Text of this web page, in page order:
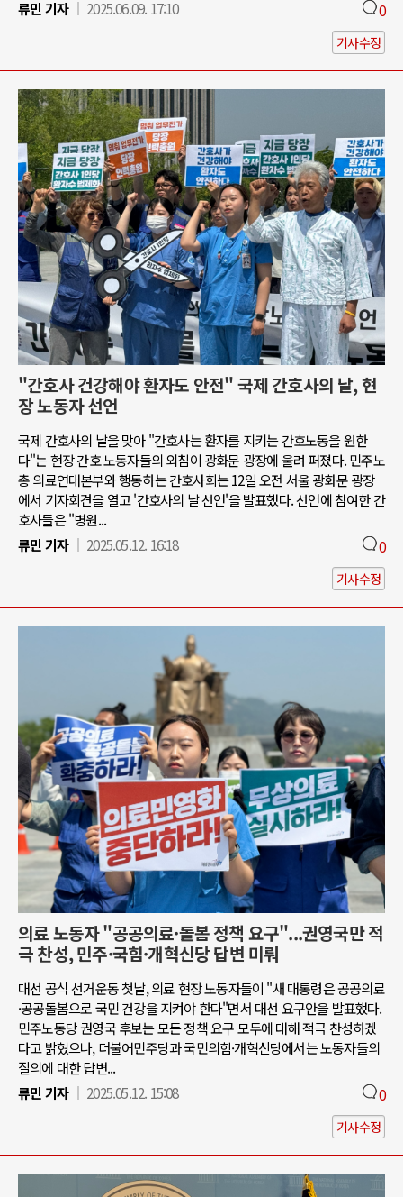
류민 기자
2025.06.09. 17:10 0
기사수정
"간호사 건강해야 환자도 안전" 국제 간호사의 날, 현
장 노동자 선언
국제 간호사의 날을 맞아 "간호사는 환자를 지키는 간호노동을 원한
다"는 현장 간호 노동자들의 외침이 광화문 광장에 울려 퍼졌다. 민주노
총 의료연대본부와 행동하는 간호사회는 12일 오전 서울 광화문 광장
에서 기자회견을 열고 '간호사의 날 선언'을 발표했다. 선언에 참여한 간
호사들은 "병원...
류민 기자
2025.05.12. 16:18 0
기사수정
의료 노동자 "공공의료·돌봄 정책 요구"...권영국만 적
극 찬성, 민주·국힘·개혁신당 답변 미뤄
대선 공식 선거운동 첫날, 의료 현장 노동자들이 "새 대통령은 공공의료
·공공돌봄으로 국민 건강을 지켜야 한다"면서 대선 요구안을 발표했다.
민주노동당 권영국 후보는 모든 정책 요구 모두에 대해 적극 찬성하겠
다고 밝혔으나, 더불어민주당과 국민의힘·개혁신당에서는 노동자들의
질의에 대한 답변...
류민 기자
2025.05.12. 15:08 0
기사수정